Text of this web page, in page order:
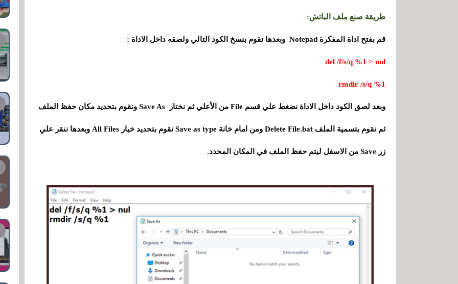
طريقة صنع ملف الباتش:
قم بفتح اداة المفكرة Notepad وبعدها تقوم بنسخ الكود التالي ولصقه داخل الاداة :
del /f/s/q %1 > nul
rmdir /s/q %1
وبعد لصق الكود داخل الاداة نضغط علي قسم File من الأعلي ثم نختار Save As ونقوم بتحديد مكان حفظ الملف
ثم نقوم بتسمية الملف Delete File.bat ومن امام خانة Save as type نقوم بتحديد خيار All Files وبعدها ننقر علي
زر Save من الاسفل ليتم حفظ الملف في المكان المحدد.